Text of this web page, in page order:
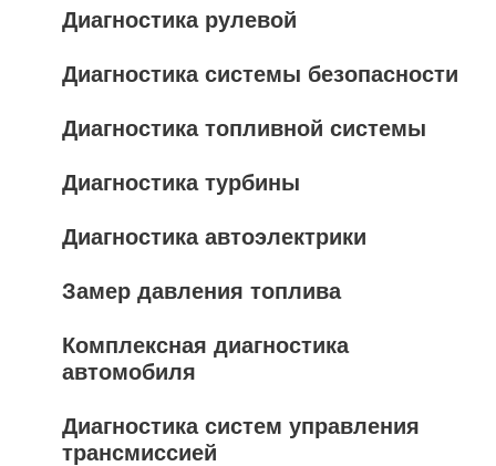
Диагностика рулевой
Диагностика системы безопасности
Диагностика топливной системы
Диагностика турбины
Диагностика автоэлектрики
Замер давления топлива
Комплексная диагностика
автомобиля
Диагностика систем управления
трансмиссией